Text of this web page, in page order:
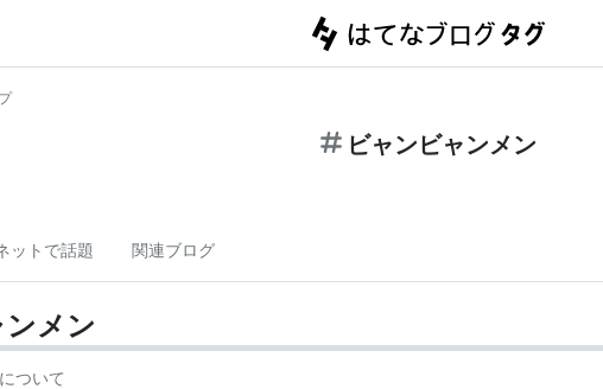
ビャンビャンメン
ットで話題 関連ブログ
メン
ついて